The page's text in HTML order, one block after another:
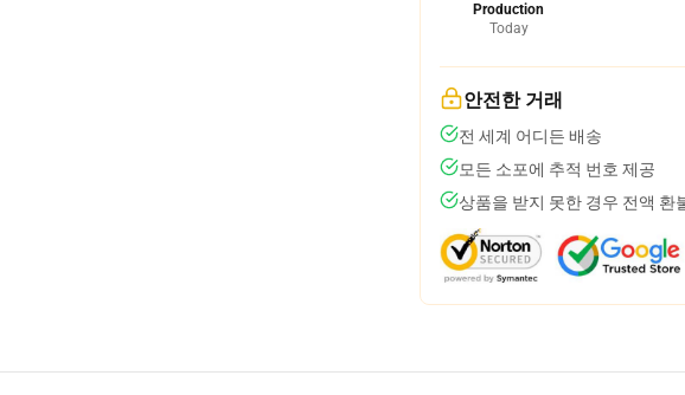
Production
Today
안전한 거래
전 세계 어디든 배송
모든 소포에 추적 번호 제공
상품을 받지 못한 경우 전액 환